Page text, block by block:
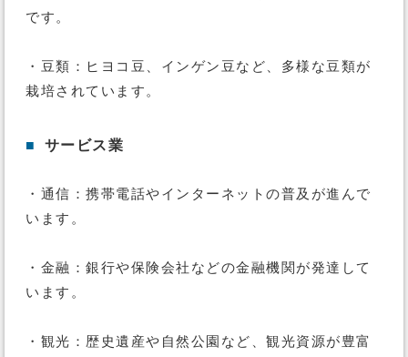
です。
・豆類：ヒヨコ豆、インゲン豆など、多様な豆類が
栽培されています。
■ サービス業
・通信：携帯電話やインターネットの普及が進んで
います。
・金融：銀行や保険会社などの金融機関が発達して
います。
・観光：歴史遺産や自然公園など、観光資源が豊富